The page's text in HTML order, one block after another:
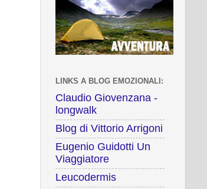
LINKS A BLOG EMOZIONALI:
Claudio Giovenzana -
longwalk
Blog di Vittorio Arrigoni
Eugenio Guidotti Un
Viaggiatore
Leucodermis